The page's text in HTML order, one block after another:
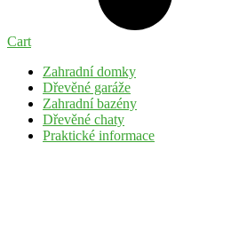
Cart
Zahradní domky
Dřevěné garáže
Zahradní bazény
Dřevěné chaty
Praktické informace